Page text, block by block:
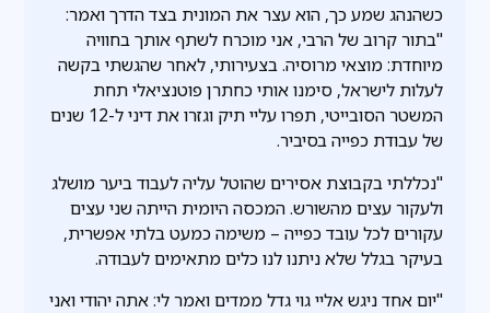
כשהנהג שמע כך, הוא עצר את המונית בצד הדרך ואמר:
"בתור קרוב של הרבי, אני מוכרח לשתף אותך בחוויה
מיוחדת: מוצאי מרוסיה. בצעירותי, לאחר שהגשתי בקשה
לעלות לישראל, סימנו אותי כחתרן פוטנציאלי תחת
המשטר הסובייטי, תפרו עליי תיק וגזרו את דיני ל-12 שנים
של עבודת כפייה בסיביר.
"נכללתי בקבוצת אסירים שהוטל עליה לעבוד ביער מושלג
ולעקור עצים מהשורש. המכסה היומית הייתה שני עצים
עקורים לכל עובד כפייה – משימה כמעט בלתי אפשרית,
בעיקר בגלל שלא ניתנו לנו כלים מתאימים לעבודה.
"יום אחד ניגש אליי גוי גדל ממדים ואמר לי: אתה יהודי ואני